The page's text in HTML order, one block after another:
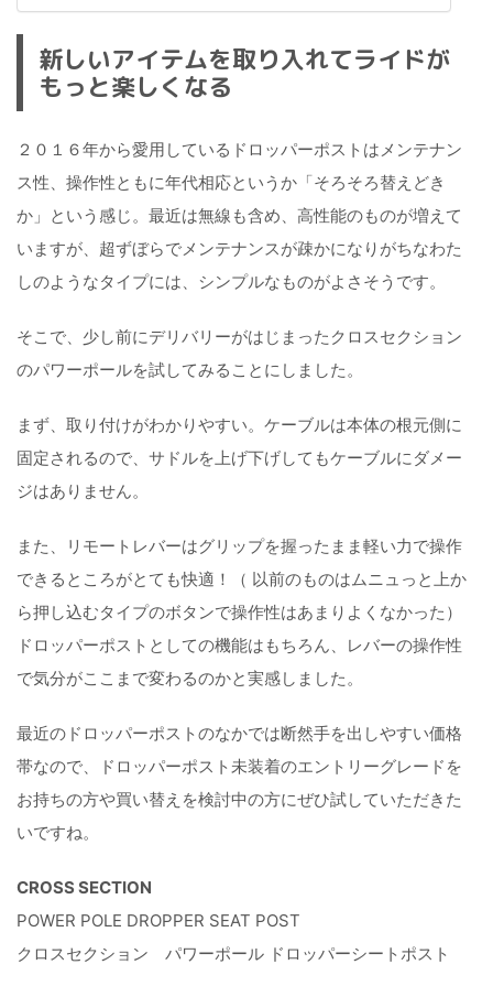
新しいアイテムを取り入れてライドが
もっと楽しくなる
２０１６年から愛用しているドロッパーポストはメンテナン
ス性、操作性ともに年代相応というか「そろそろ替えどき
か」という感じ。最近は無線も含め、高性能のものが増えて
いますが、超ずぼらでメンテナンスが疎かになりがちなわた
しのようなタイプには、シンプルなものがよさそうです。
そこで、少し前にデリバリーがはじまったクロスセクション
のパワーポールを試してみることにしました。
まず、取り付けがわかりやすい。ケーブルは本体の根元側に
固定されるので、サドルを上げ下げしてもケーブルにダメー
ジはありません。
また、リモートレバーはグリップを握ったまま軽い力で操作
できるところがとても快適！（ 以前のものはムニュっと上か
ら押し込むタイプのボタンで操作性はあまりよくなかった）
ドロッパーポストとしての機能はもちろん、レバーの操作性
で気分がここまで変わるのかと実感しました。
最近のドロッパーポストのなかでは断然手を出しやすい価格
帯なので、ドロッパーポスト未装着のエントリーグレードを
お持ちの方や買い替えを検討中の方にぜひ試していただきた
いですね。
CROSS SECTION
POWER POLE DROPPER SEAT POST
クロスセクション パワーポール ドロッパーシートポスト